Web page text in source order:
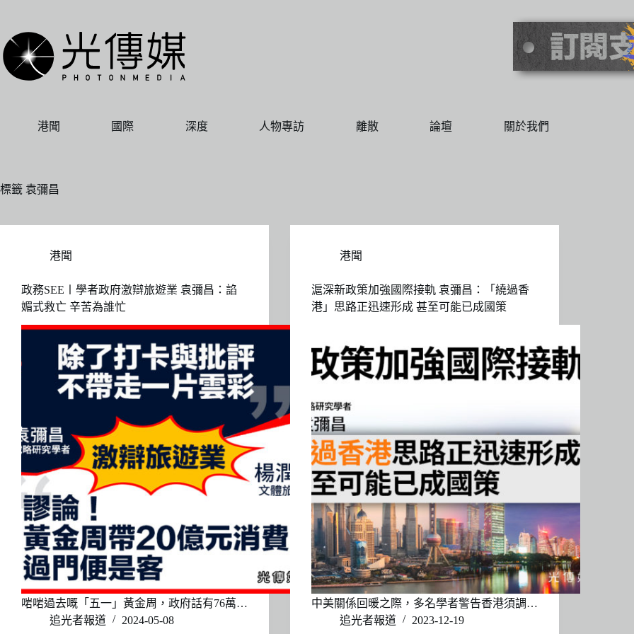
主
要
內
港聞 國際 深度 人物專訪 離散 論壇 關於我們
標籤 袁彌昌
港聞
政務SEE〡學者政府激辯旅遊業 袁彌昌：諂
媚式救亡 辛苦為誰忙
啱啱過去嘅「五一」黃金周，政府話有76萬…
追光者報道
2024-05-08
港聞
滬深新政策加強國際接軌 袁彌昌：「繞過香
港」思路正迅速形成 甚至可能已成國策
中美關係回暖之際，多名學者警告香港須調…
追光者報道
2023-12-19